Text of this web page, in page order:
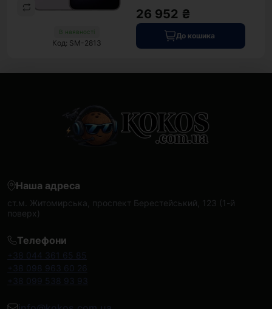
В наявності
Код: SM-2813
26 952 ₴
До кошика
Наша адреса
ст.м. Житомирська, проспект Берестейський, 123 (1-й
поверх)
Телефони
+38 044 361 65 85
+38 098 963 60 26
+38 099 538 93 93